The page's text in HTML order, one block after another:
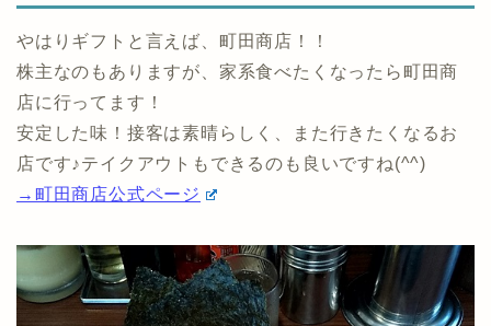
やはりギフトと言えば、町田商店！！
株主なのもありますが、家系食べたくなったら町田商
店に行ってます！
安定した味！接客は素晴らしく、また行きたくなるお
店です♪テイクアウトもできるのも良いですね(^^)
→町田商店公式ページ